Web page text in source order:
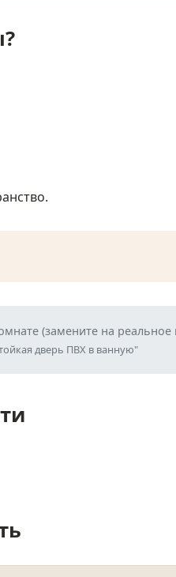
(замените на
дверь ПВХ в ванную"